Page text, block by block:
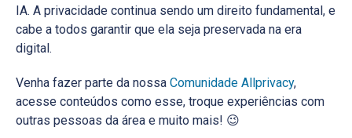
IA. A privacidade continua sendo um direito fundamental, e
cabe a todos garantir que ela seja preservada na era
digital.
Venha fazer parte da nossa Comunidade Allprivacy,
acesse conteúdos como esse, troque experiências com
outras pessoas da área e muito mais! 😉